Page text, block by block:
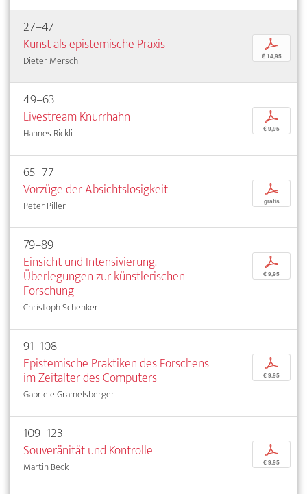
27–47
Kunst als epistemische Praxis
Dieter Mersch
p
€ 14,95
49–63
Livestream Knurrhahn
Hannes Rickli
p
€ 9,95
65–77
Vorzüge der Absichtslosigkeit
Peter Piller
p
gratis
79–89
Einsicht und Intensivierung.
Überlegungen zur künstlerischen
Forschung
Christoph Schenker
p
€ 9,95
91–108
Epistemische Praktiken des Forschens
im Zeitalter des Computers
Gabriele Gramelsberger
p
€ 9,95
109–123
Souveränität und Kontrolle
Martin Beck
p
€ 9,95